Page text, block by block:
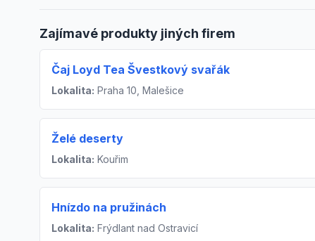
Zajímavé produkty jiných firem
Čaj Loyd Tea Švestkový svařák
Lokalita: Praha 10, Malešice
Želé deserty
Lokalita: Kouřim
Hnízdo na pružinách
Lokalita: Frýdlant nad Ostravicí